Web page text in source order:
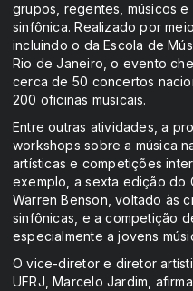
grupos, regentes, músicos e
sinfônica. Realizado por
incluindo o da Escola de
Rio de Janeiro, o evento
cerca de 50 concertos
200 oficinas musicais.
Entre outras atividades, a
workshops sobre a música
artísticas e competições
exemplo, a sexta edição do
Warren Benson, voltado às
sinfônicas, e a competição
especialmente a jovens
O vice-diretor e diretor
UFRJ, Marcelo Jardim,